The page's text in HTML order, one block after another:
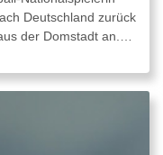
Deutschland zurück
der Domstadt an.
unterschrieb
Vertrag bis Sommer
Stars in der